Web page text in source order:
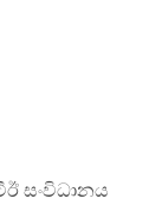
සංවිධානය